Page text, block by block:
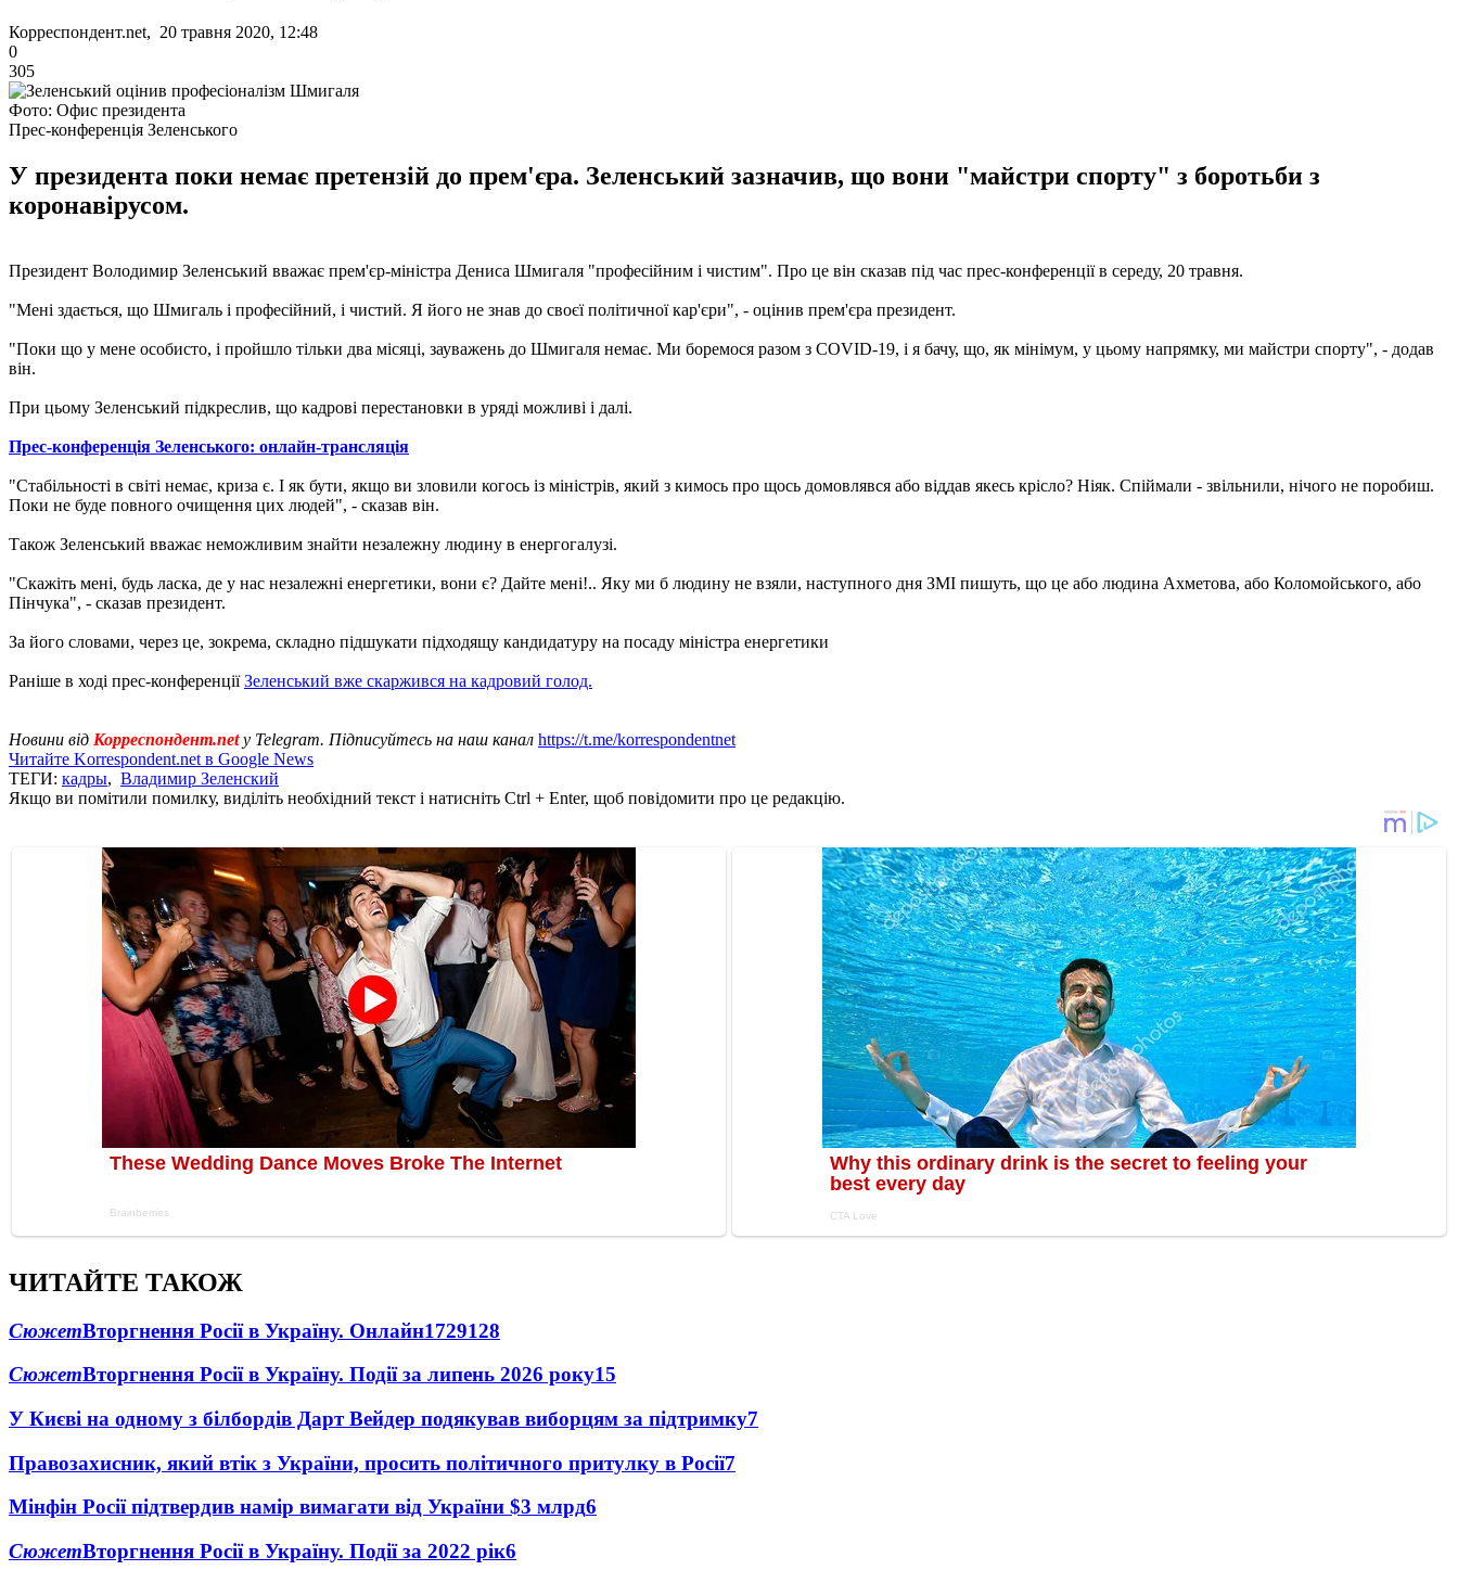
Корреспондент.net, 20 травня 2020, 12:48
0
305
Фото: Офис президента
Прес-конференція Зеленського
У президента поки немає претензій до прем'єра. Зеленський зазначив, що вони "майстри спорту" з боротьби з
коронавірусом.
Президент Володимир Зеленський вважає прем'єр-міністра Дениса Шмигаля "професійним і чистим". Про це він сказав під час прес-конференції в середу, 20 травня.
"Мені здається, що Шмигаль і професійний, і чистий. Я його не знав до своєї політичної кар'єри", - оцінив прем'єра президент.
"Поки що у мене особисто, і пройшло тільки два місяці, зауважень до Шмигаля немає. Ми боремося разом з COVID-19, і я бачу, що, як мінімум, у цьому напрямку, ми майстри спорту", - додав
він.
При цьому Зеленський підкреслив, що кадрові перестановки в уряді можливі і далі.
Прес-конференція Зеленського: онлайн-трансляція
"Стабільності в світі немає, криза є. І як бути, якщо ви зловили когось із міністрів, який з кимось про щось домовлявся або віддав якесь крісло? Ніяк. Спіймали - звільнили, нічого не поробиш.
Поки не буде повного очищення цих людей", - сказав він.
Також Зеленський вважає неможливим знайти незалежну людину в енергогалузі.
"Скажіть мені, будь ласка, де у нас незалежні енергетики, вони є? Дайте мені!.. Яку ми б людину не взяли, наступного дня ЗМІ пишуть, що це або людина Ахметова, або Коломойського, або
Пінчука", - сказав президент.
За його словами, через це, зокрема, складно підшукати підходящу кандидатуру на посаду міністра енергетики
Раніше в ході прес-конференціїЗеленський вже скаржився на кадровий голод.
Новини від Корреспондент.net у Telegram. Підписуйтесь на наш канал https://t.me/korrespondentnet
Читайте Korrespondent.net в Google News
ТЕГИ: кадры, Владимир Зеленский
Якщо ви помітили помилку, виділіть необхідний текст і натисніть Ctrl + Enter, щоб повідомити про це редакцію.
ЧИТАЙТЕ ТАКОЖ
СюжетВторгнення Росії в Україну. Онлайн1729128
СюжетВторгнення Росії в Україну. Події за липень 2026 року15
У Києві на одному з білбордів Дарт Вейдер подякував виборцям за підтримку7
Правозахисник, який втік з України, просить політичного притулку в Росії7
Мінфін Росії підтвердив намір вимагати від України $3 млрд6
СюжетВторгнення Росії в Україну. Події за 2022 рік6